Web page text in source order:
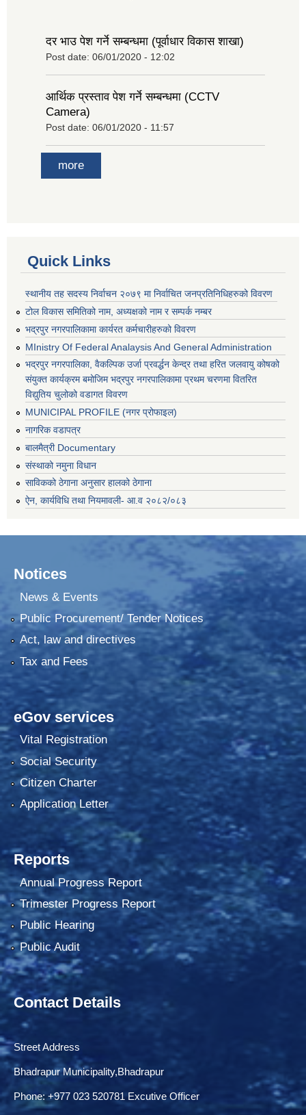
दर भाउ पेश गर्ने सम्बन्धमा (पूर्वाधार विकास शाखा)
Post date: 06/01/2020 - 12:02
आर्थिक प्रस्ताव पेश गर्ने सम्बन्धमा (CCTV
Camera)
Post date: 06/01/2020 - 11:57
more
Quick Links
स्थानीय तह सदस्य निर्वाचन २०७९ मा निर्वाचित जनप्रतिनिधिहरुको विवरण
टोल विकास समितिको नाम, अध्यक्षको नाम र सम्पर्क नम्बर
भद्रपुर नगरपालिकामा कार्यरत कर्मचारीहरुको विवरण
MInistry Of Federal Analaysis And General Administration
भद्रपुर नगरपालिका, वैकल्पिक उर्जा प्रवर्द्धन केन्द्र तथा हरित जलवायु कोषको
संयुक्त कार्यक्रम बमोजिम भद्रपुर नगरपालिकामा प्रथम चरणमा वितरित
विद्युतिय चुलोको वडागत विवरण
MUNICIPAL PROFILE (नगर प्रोफाइल)
नागरिक वडापत्र
बालमैत्री Documentary
संस्थाको नमुना विधान
साविकको ठेगाना अनुसार हालको ठेगाना
ऐन, कार्यविधि तथा नियमावली- आ.व २०८२/०८३
Notices
News & Events
Public Procurement/ Tender Notices
Act, law and directives
Tax and Fees
eGov services
Vital Registration
Social Security
Citizen Charter
Application Letter
Reports
Annual Progress Report
Trimester Progress Report
Public Hearing
Public Audit
Contact Details
Street Address
Bhadrapur Municipality,Bhadrapur
Phone: ‌+977 023 520781 Excutive Officer